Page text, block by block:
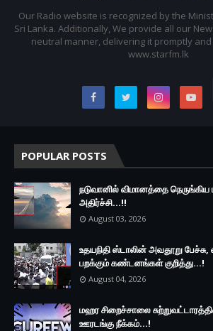
Our Radio website is recognized by the
Sri Lanka. Additionally, We provide all our
neutral manner, delivering it promptly
www.starfm.lk
POPULAR POSTS
நடுவானில் விமானத்தை நெருங்கிய
அதிர்ச்சி...!!
August 03, 2026
உதயநிதி ஸ்டாலின் அவதூறு
பறக்கும் கண்டனங்கள் குறித்து...!
August 04, 2026
மஹர சிறைச்சாலை
ஊரடங்கு நீக்கம்...!